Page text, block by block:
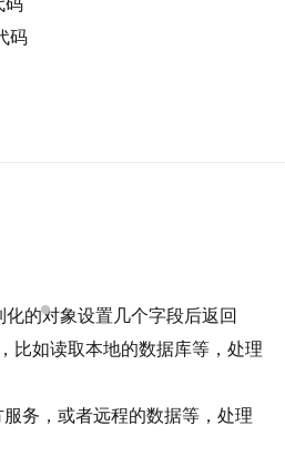
码
的对象设置几个字段后返回
比如读取本地的数据库等，处理
务，或者远程的数据等，处理